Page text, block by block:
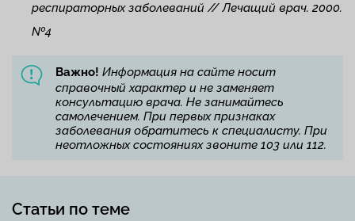
респираторных заболеваний // Лечащий врач. 2000.
№4
Важно! Информация на сайте носит
справочный характер и не заменяет
консультацию врача. Не занимайтесь
самолечением. При первых признаках
заболевания обратитесь к специалисту. При
неотложных состояниях звоните 103 или 112.
Статьи по теме